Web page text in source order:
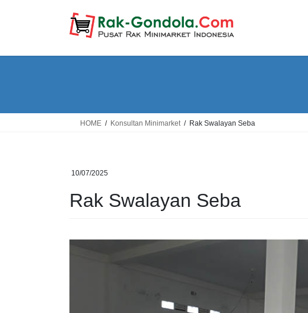
HOME Konsultan Minimarket Rak Swalayan Seba
10/07/2025
Rak Swalayan Seba